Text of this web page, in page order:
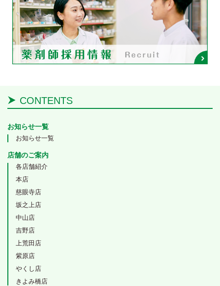
CONTENTS
お知らせ一覧
お知らせ一覧
店舗のご案内
各店舗紹介
本店
慈眼寺店
坂之上店
中山店
吉野店
上荒田店
紫原店
やくし店
きよみ橋店